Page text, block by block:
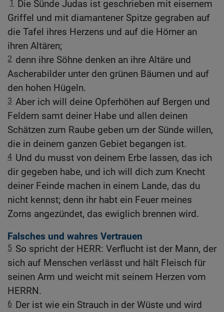
1
Die Sünde Judas ist geschrieben mit eisernem
Griffel und mit diamantener Spitze gegraben auf
die Tafel ihres Herzens und auf die Hörner an
ihren Altären;
2 denn ihre Söhne denken an ihre Altäre und
Ascherabilder unter den grünen Bäumen und auf
den hohen Hügeln.
3 Aber ich will deine Opferhöhen auf Bergen und
Feldern samt deiner Habe und allen deinen
Schätzen zum Raube geben um der Sünde willen,
die in deinem ganzen Gebiet begangen ist.
4 Und du musst von deinem Erbe lassen, das ich
dir gegeben habe, und ich will dich zum Knecht
deiner Feinde machen in einem Lande, das du
nicht kennst; denn ihr habt ein Feuer meines
Zorns angezündet, das ewiglich brennen wird.
Falsches und wahres Vertrauen
5 So spricht der HERR: Verflucht ist der Mann, der
sich auf Menschen verlässt und hält Fleisch für
seinen Arm und weicht mit seinem Herzen vom
HERRN.
6 Der ist wie ein Strauch in der Wüste und wird